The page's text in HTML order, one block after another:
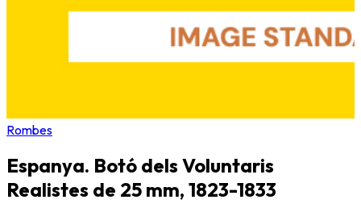
Rombes
Espanya. Botó dels Voluntaris
Realistes de 25 mm, 1823-1833